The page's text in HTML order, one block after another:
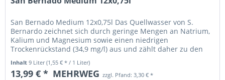
San Bernado Medium 12x0,75l Das Quellwasser von S.
Bernardo zeichnet sich durch geringe Mengen an Natrium,
Kalium und Magnesium sowie einen niedrigen
Trockenrückstand (34,9 mg/l) aus und zählt daher zu den
Inhalt9 Liter(1,55 € * / 1 Liter)
13,99 € * MEHRWEG zzgl. Pfand: 3,30 € *